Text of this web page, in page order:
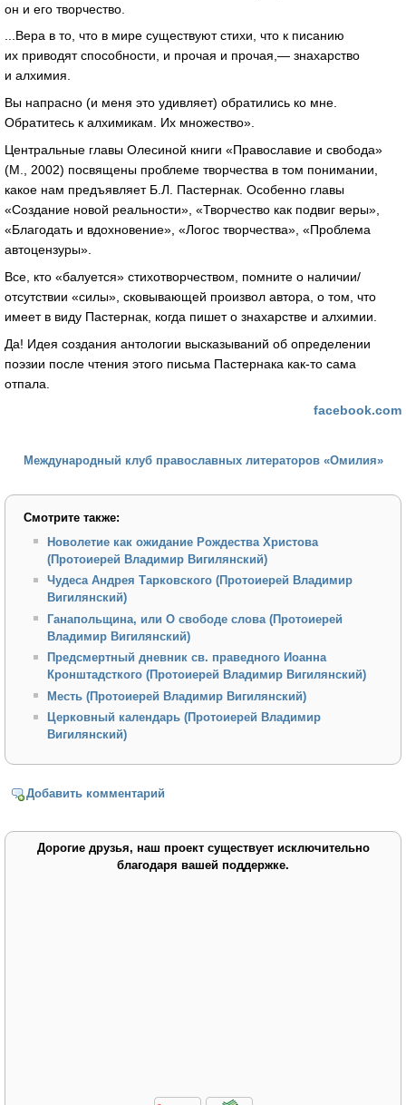
он и его творчество.
...Вера в то, что в мире существуют стихи, что к писанию
их приводят способности, и прочая и прочая,— знахарство
и алхимия.
Вы напрасно (и меня это удивляет) обратились ко мне.
Обратитесь к алхимикам. Их множество».
Центральные главы Олесиной книги «Православие и свобода»
(М., 2002) посвящены проблеме творчества в том понимании,
какое нам предъявляет Б.Л. Пастернак. Особенно главы
«Создание новой реальности», «Творчество как подвиг веры»,
«Благодать и вдохновение», «Логос творчества», «Проблема
автоцензуры».
Все, кто «балуется» стихотворчеством, помните о наличии/
отсутствии «силы», сковывающей произвол автора, о том, что
имеет в виду Пастернак, когда пишет о знахарстве и алхимии.
Да! Идея создания антологии высказываний об определении
поэзии после чтения этого письма Пастернака как-то сама
отпала.
facebook.com
Международный клуб православных литераторов «Омилия»
Смотрите также:
Новолетие как ожидание Рождества Христова
(Протоиерей Владимир Вигилянский)
Чудеса Андрея Тарковского (Протоиерей Владимир
Вигилянский)
Ганапольщина, или О свободе слова (Протоиерей
Владимир Вигилянский)
Предсмертный дневник св. праведного Иоанна
Кронштадсткого (Протоиерей Владимир Вигилянский)
Месть (Протоиерей Владимир Вигилянский)
Церковный календарь (Протоиерей Владимир
Вигилянский)
Добавить комментарий
Дорогие друзья, наш проект существует исключительно
благодаря вашей поддержке.